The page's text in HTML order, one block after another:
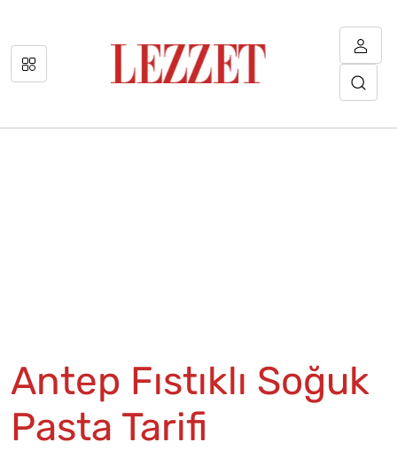
Antep Fıstıklı Soğuk
Pasta Tarifi